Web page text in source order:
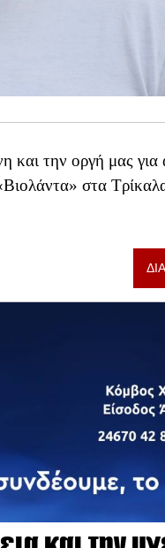
και την οργή μας για
στα